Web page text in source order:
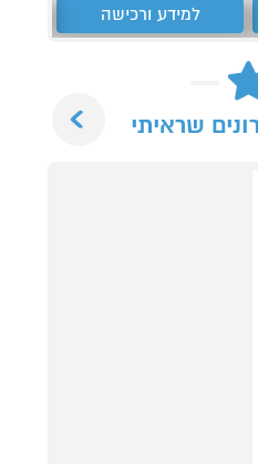
למידע ורכישה
שראיתי